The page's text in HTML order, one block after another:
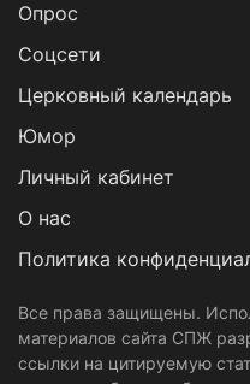
Опрос
Cоцсети
Церковный календарь
Юмор
Личный кабинет
О нас
Политика
Все права защищены.
материалов сайта СПЖ
ссылки на цитируемую